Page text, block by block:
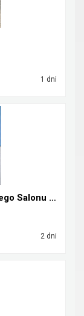
1 dni
Mercedes A 200 AMG Line ! Z Polskiego Salonu ! Fak...
2 dni